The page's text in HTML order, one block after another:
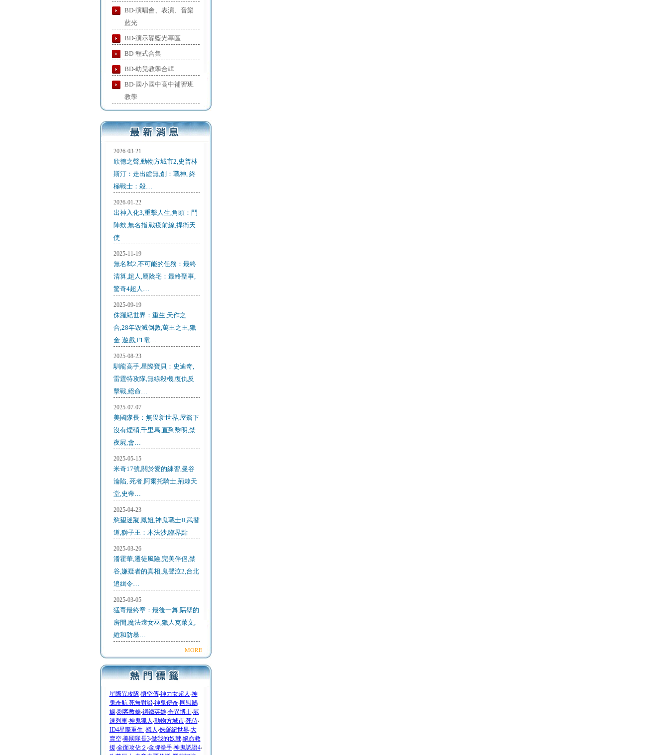
BD-演唱會、表演、音樂
藍光
BD-演示碟藍光專區
BD-程式合集
BD-幼兒教學合輯
BD-國小國中高中補習班
教學
2026-03-21
欣德之聲,動物方城市2,史普林
斯汀：走出虛無,創：戰神, 終
極戰士：殺…
2026-01-22
出神入化3,重擊人生,角頭：鬥
陣欸,無名指,戰疫前線,捍衛天
使
2025-11-19
無名弒2,不可能的任務：最終
清算,超人,厲陰宅：最終聖事,
驚奇4超人…
2025-09-19
侏羅紀世界：重生,天作之
合,28年毀滅倒數,萬王之王,獵
金·遊戲,F1電…
2025-08-23
馴龍高手,星際寶貝：史迪奇,
雷霆特攻隊,無線殺機,復仇反
擊戰,絕命…
2025-07-07
美國隊長：無畏新世界,屋簷下
沒有煙硝,千里馬,直到黎明,禁
夜屍,會…
2025-05-15
米奇17號,關於愛的練習,曼谷
淪陷, 死者,阿爾托騎士,荊棘天
堂,史蒂…
2025-04-23
慾望迷蹤,鳳姐,神鬼戰士II,武替
道,獅子王：木法沙,臨界點
2025-03-26
潘霍華,遷徒風險,完美伴侶,禁
谷,嫌疑者的真相,鬼聲泣2,台北
追緝令…
2025-03-05
猛毒最終章：最後一舞,隔壁的
房間,魔法壞女巫,獵人克萊文,
維和防暴…
MORE
星際異攻隊‧悟空傳‧神力女超人 ‧神
鬼奇航 死無對證‧神鬼傳奇‧同盟鶼
鰈‧刺客教條‧鋼鐵英雄‧奇異博士‧屍
速列車‧神鬼獵人 ‧動物方城市‧死侍‧
ID4星際重生 ‧蟻人 ‧侏羅紀世界‧大
賣空‧美國隊長3‧做我的奴隸‧絕命救
援‧全面攻佔２ ‧金牌拳手‧神鬼認證4‧